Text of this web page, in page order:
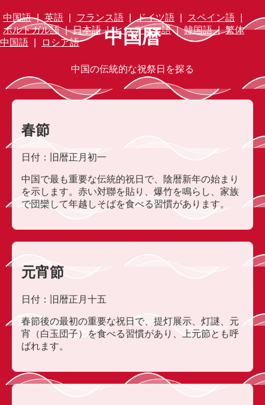
中国語 | 英語 フランス語 ドイツ語 スペイン語
ポルトガル語 | 日本語 | ヒンディー語 | 韓国語 | 繁体
中国語
ロシア語 中国暦
中国の伝統的な祝祭日を探る
春節
日付：旧暦正月初一
中国で最も重要な伝統的祝日で、陰暦新年の始まり
を示します。赤い対聯を貼り、爆竹を鳴らし、家族
で団欒して年越しそばを食べる習慣があります。
元宵節
日付：旧暦正月十五
春節後の最初の重要な祝日で、提灯展示、灯謎、元
宵（白玉団子）を食べる習慣があり、上元節とも呼
ばれます。